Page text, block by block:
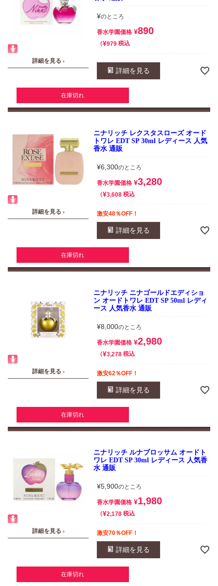
詳細を見る ›
¥のところ
香水学園価格 ¥890
¥979 税込
詳細を見る
在庫切れ
詳細を見る ›
ニナリッチ レクスタスローズ オード
トワレ EDT SP 30ml レディース 人気
香水 通販
¥6,300のところ
香水学園価格 ¥3,280
¥3,608 税込
激安48％OFF！
詳細を見る
在庫切れ
詳細を見る ›
ニナリッチ ニナゴールドエディショ
ン オードトワレ EDT SP 50ml レディ
ース 人気香水 通販
¥8,000のところ
香水学園価格 ¥2,980
¥3,278 税込
激安62％OFF！
詳細を見る
在庫切れ
詳細を見る ›
ニナリッチ ルナブロッサム オードト
ワレ EDT SP 30ml レディース 人気香
水 通販
¥5,900のところ
香水学園価格 ¥1,980
¥2,178 税込
激安70％OFF！
詳細を見る
在庫切れ